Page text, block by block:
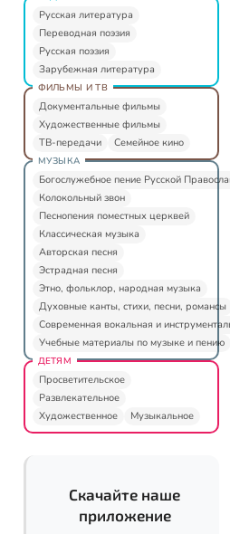
Русская литература
Переводная поэзия
Русская поэзия
Зарубежная литература
ФИЛЬМЫ И ТВ
Документальные фильмы
Художественные фильмы
ТВ-передачи
Семейное кино
МУЗЫКА
Богослужебное пение Русской
Колокольный звон
Песнопения поместных церквей
Классическая музыка
Авторская песня
Эстрадная песня
Этно, фольклор, народная музыка
Духовные канты, стихи, песни, романсы
Современная вокальная и
Учебные материалы по музыке и пению
ДЕТЯМ
Просветительское
Развлекательное
Художественное
Музыкальное
Скачайте наше
приложение